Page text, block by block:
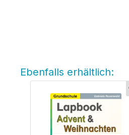
Ebenfalls erhältlich: